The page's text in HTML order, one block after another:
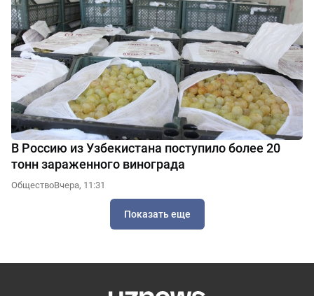
В Россию из Узбекистана поступило более 20
тонн зараженного винограда
ОбществоВчера, 11:31
Показать еще